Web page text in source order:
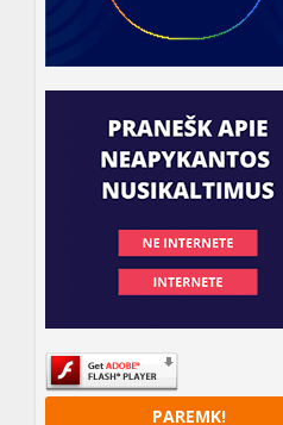
PAREMK!